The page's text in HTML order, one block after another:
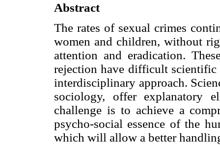
Abstract
The rates of sexual crimes
women and children, without
attention and eradication.
rejection have difficult scientific
interdisciplinary approach.
sociology, offer explanatory
challenge is to achieve a
psycho-social essence of the
which will allow a better